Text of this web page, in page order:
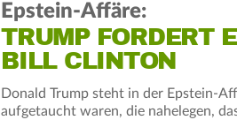
Epstein-Affäre:
TRUMP FORDERT
BILL CLINTON
Donald Trump steht in der Epstein-
aufgetaucht waren, die nahelegen,